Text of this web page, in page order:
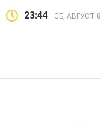
23:44 СБ, АВГУСТ 8